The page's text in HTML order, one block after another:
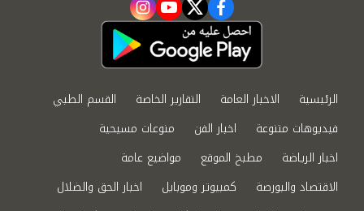
facebook
twitter
youtube
instagram
الرئيسية الاخبار العامة التقارير الخاصة
القسم الطبي
فيديوهات متنوعة
اخبار الفن
منوعات مسيحية
اخبار الرياضة
مطبخ الموقع
مواضيع عامة
الاقتصاد والبورصة
كمبيوتر وموبايل
اخبار الحق والضلال